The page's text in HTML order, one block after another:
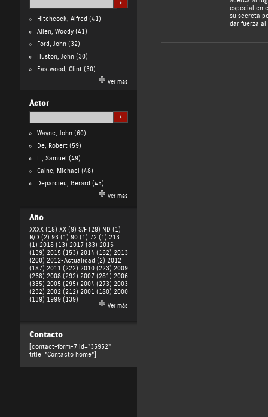
Hitchcock, Alfred (41)
Allen, Woody(41)
Ford, John(32)
Huston, John(30)
Eastwood, Clint(30)
Ver más
Actor
Wayne, John(60)
De, Robert(59)
L., Samuel (49)
Caine, Michael (48)
Depardieu, Gérard (45)
Ver más
Año
XXXX (18) XX (9) S/F (28) ND (1)
N/D (2) 93 (1) 90 (1) 72 (1) 213
(1) 2018 (13) 2017 (83) 2016
(139) 2015 (153) 2014 (162) 2013
(200) 2012-Actualidad (2) 2012
(187) 2011 (222) 2010 (223) 2009
(268) 2008 (292) 2007 (281) 2006
(335) 2005 (295) 2004 (273) 2003
(232) 2002 (212) 2001 (180) 2000
(139) 1999 (139)
Ver más
Contacto
[contact-form-7 id="35952"
title="Contacto home"]
especial en
su secreta
dar fuerza al